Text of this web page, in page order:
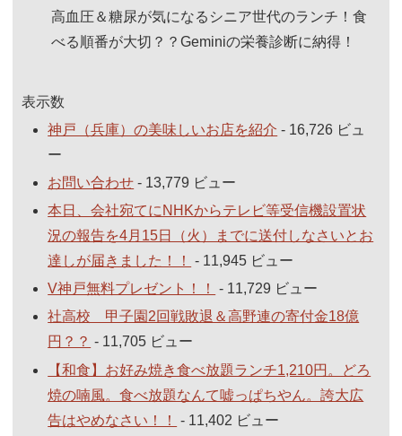
高血圧＆糖尿が気になるシニア世代のランチ！食
べる順番が大切？？Geminiの栄養診断に納得！
表示数
神戸（兵庫）の美味しいお店を紹介 - 16,726 ビュ
ー
お問い合わせ - 13,779 ビュー
本日、会社宛てにNHKからテレビ等受信機設置状
況の報告を4月15日（火）までに送付しなさいとお
達しが届きました！！
- 11,945 ビュー
V神戸無料プレゼント！！
- 11,729 ビュー
社高校 甲子園2回戦敗退＆高野連の寄付金18億
円？？ - 11,705 ビュー
【和食】お好み焼き食べ放題ランチ1,210円。どろ
焼の喃風。食べ放題なんて嘘っぱちやん。誇大広
告はやめなさい！！
- 11,402 ビュー